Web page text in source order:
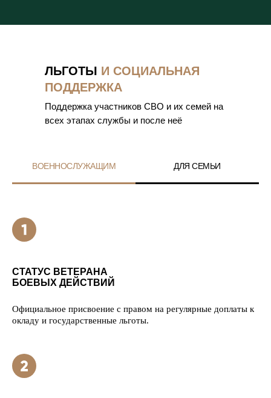
ЛЬГОТЫ И СОЦИАЛЬНАЯ
ПОДДЕРЖКА
Поддержка участников СВО и их семей на
всех этапах службы и после неё
ВОЕННОСЛУЖАЩИМ ДЛЯ СЕМЬИ
СТАТУС ВЕТЕРАНА
БОЕВЫХ ДЕЙСТВИЙ
Официальное присвоение с правом на регулярные доплаты к
окладу и государственные льготы.